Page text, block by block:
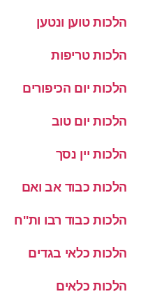
הלכות טוען ונטען
הלכות טריפות
הלכות יום הכיפורים
הלכות יום טוב
הלכות יין נסך
הלכות כבוד אב ואם
הלכות כבוד רבו ות''ח
הלכות כלאי בגדים
הלכות כלאים